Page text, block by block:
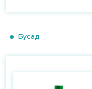
Бусад